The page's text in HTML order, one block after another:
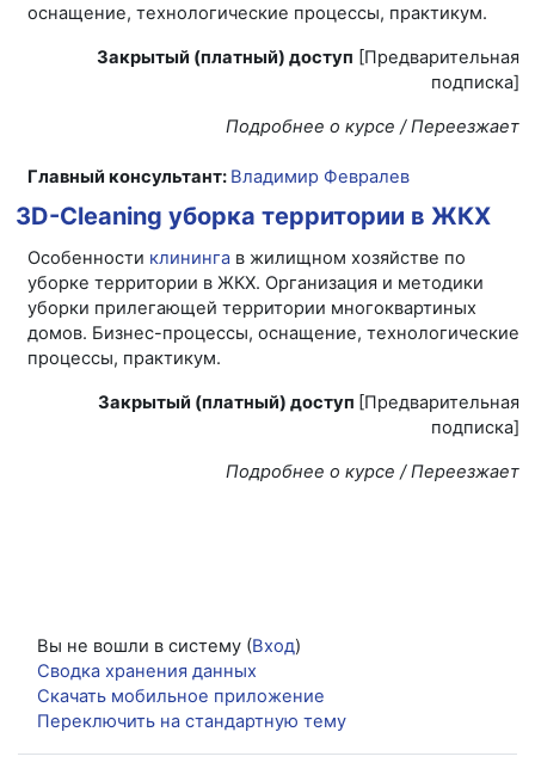
оснащение, технологические процессы, практикум.
Закрытый (платный) доступ [Предварительная
подписка]
Подробнее о курсе / Переезжает
Главный консультант: Владимир Февралев
3D-Cleaning уборка территории в ЖКХ
Особенности клининга в жилищном хозяйстве по
уборке территории в ЖКХ. Организация и методики
уборки прилегающей территории многоквартиных
домов. Бизнес-процессы, оснащение, технологические
процессы, практикум.
Закрытый (платный) доступ [Предварительная
подписка]
Подробнее о курсе / Переезжает
Вы не вошли в систему (Вход)
Сводка хранения данных
Скачать мобильное приложение
Переключить на стандартную тему